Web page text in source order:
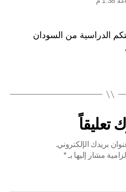
الدراسية من السودان
تعليقاً
بريدك الإلكتروني.
مشار إليها بـ*